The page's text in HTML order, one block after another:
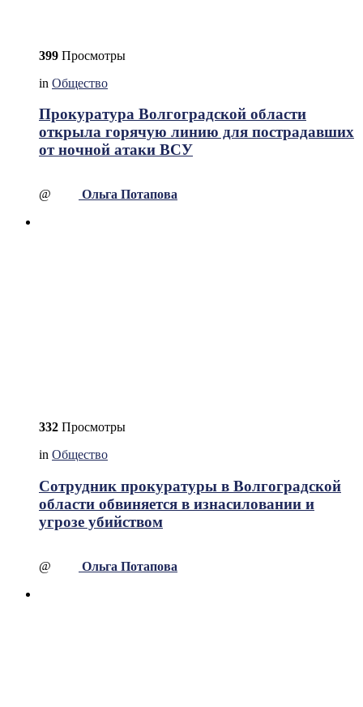
399 Просмотры
in Общество
Прокуратура Волгоградской области
открыла горячую линию для пострадавших
от ночной атаки ВСУ
@ Ольга Потапова
332 Просмотры
in Общество
Сотрудник прокуратуры в Волгоградской
области обвиняется в изнасиловании и
угрозе убийством
@ Ольга Потапова